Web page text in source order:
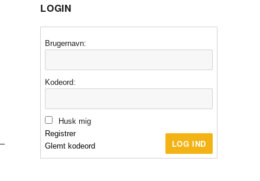
LOGIN
Brugernavn:
Kodeord:
Husk mig
LOG IND
Registrer
Glemt kodeord